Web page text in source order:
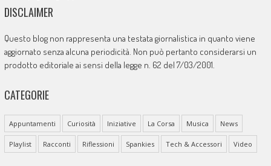
DISCLAIMER
Questo blog non rappresenta una testata giornalistica in quanto viene
aggiornato senza alcuna periodicità. Non può pertanto considerarsi un
prodotto editoriale ai sensi della legge n. 62 del 7/03/2001.
CATEGORIE
Appuntamenti Curiosità Iniziative La Corsa Musica News
Playlist Racconti Riflessioni Spankies Tech & Accessori Video